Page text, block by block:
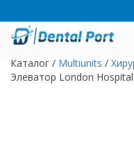
Каталог / Multiunits /
Элеватор London